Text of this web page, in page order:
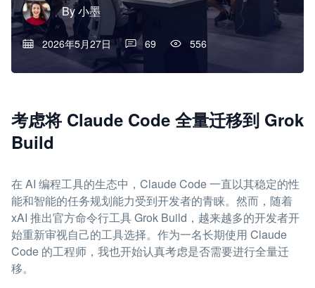
By小墨
2026年5月27日 69 556
考虑将 Claude Code 全量迁移到 Grok
Build
在 AI 编程工具的生态中，Claude Code 一直以其稳定的性
能和智能的任务规划能力受到开发者的青睐。然而，随着
xAI 推出官方命令行工具 Grok Build，越来越多的开发者开
始重新审视自己的工具选择。作为一名长期使用 Claude
Code 的工程师，我也开始认真考虑是否需要进行全量迁
移。